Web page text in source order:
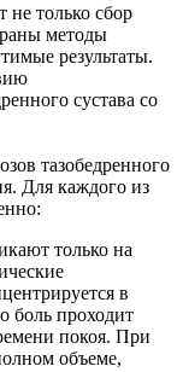
не только сбор
методы
результаты.
сустава со
тазобедренного
Для каждого из
только на
в
боль проходит
покоя. При
объеме,